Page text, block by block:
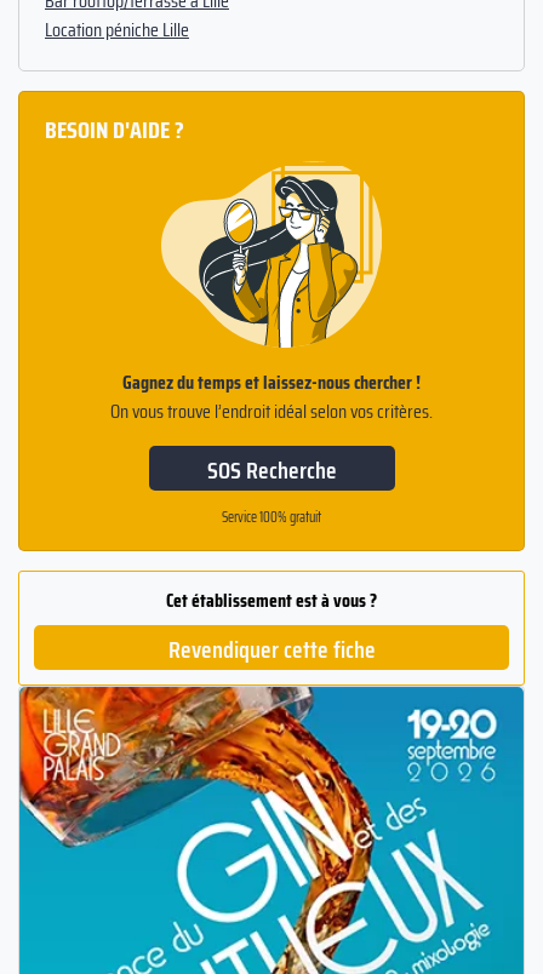
Location péniche Lille
BESOIN D'AIDE ?
Gagnez du temps et laissez-nous chercher !
On vous trouve l’endroit idéal selon vos critères.
SOS Recherche
Service 100% gratuit
Cet établissement est à vous ?
Revendiquer cette fiche